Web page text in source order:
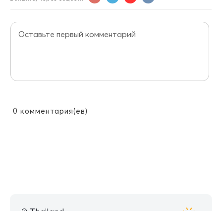
0 комментария(ев)